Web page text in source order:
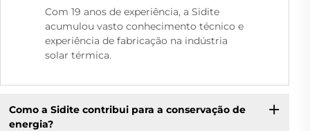
Com 19 anos de experiência, a Sidite
acumulou vasto conhecimento técnico e
experiência de fabricação na indústria
solar térmica.
Como a Sidite contribui para a conservação de
energia?